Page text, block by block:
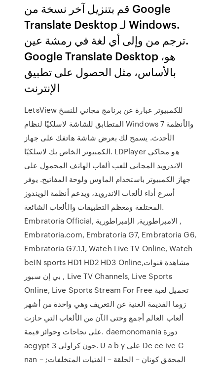
قم بتنزيل آخر نسخة من Google
Translate Desktop لـ Windows.
ترجم من وإلى أي لغة في رمشة عين.
Google Translate Desktop هو،
بالأساس، مثل الحصول على تطبيق
الإنترنت
LetsView للكمبيوتر عبارة عن برنامج مجاني للنسخ
المتطابق للشاشة لاسلكيًا لنظام Windows 7 والأنظمة
الأحدث. يسمح لك بعرض شاشة هاتفك على جهاز
الكمبيوتر الخاص بك لاسلكيًا. LDPlayer هو محاكي
الاندرويد المجاني للعب ألعاب الهاتف المحمول على
جهاز الكمبيوتر باستخدام الماوس ولوحة المفاتيح. يوفر
أسرع أداء لألعاب الاندرويد، ويدعم أنظمة الويندوز
المختلفة ومعظم التطبيقات والألعاب الشائعة.
Embratoria Official, الامبراطورية, الإمبراطورية ,
Embratoria.com, Embratoria G7, Embratoria G6,
Embratoria G7.1.1, Watch Live TV Online, Watch
beIN sports HD1 HD2 HD3 Online,مشاهدة قنوات
بي إن سبور , Live TV Channels, Live Sports
Online, Live Sports Stream For Free تحميل لعبة
زوما القديمة الغنية عن التعريف وهي واحدة من أشهر
ألعاب العالم أجمع وحتى الآن من الألعاب التي حازت
على نجاحات وجوائز قيمة. daemonomania دورة
aegypt 3 جون كراولي. U a b y على De ec ive C
nan – المحقق كونان – الحلقة – الفتيات المتخلفات;